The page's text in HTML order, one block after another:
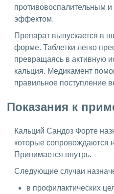
противовоспалительным
эффектом.
Препарат выпускается в
форме. Таблетки легко
превращаясь в активную
кальция. Медикамент
правильное поступление
Показания к
Кальций Сандоз Форте
которые сопровождаются
Принимается внутрь.
Следующие случаи
в профилактических